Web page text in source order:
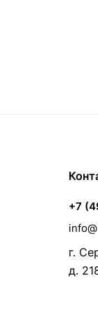
+7
г.
д.